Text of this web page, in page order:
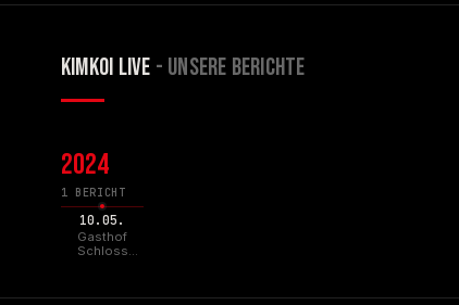
KIMKOI LIVE - UNSERE BERICHTE
2024
1 BERICHT
10.05.
Gasthof
Schloss